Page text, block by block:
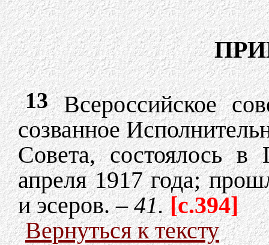
13Всероссийское
созванное
Совета, состоялось
апреля 1917 года;
и эсеров. –41. [c.394]
Вернуться к тексту